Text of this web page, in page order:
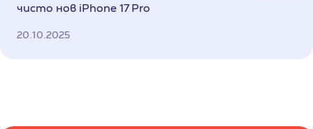
чисто нов iPhone 17 Pro
20.10.2025